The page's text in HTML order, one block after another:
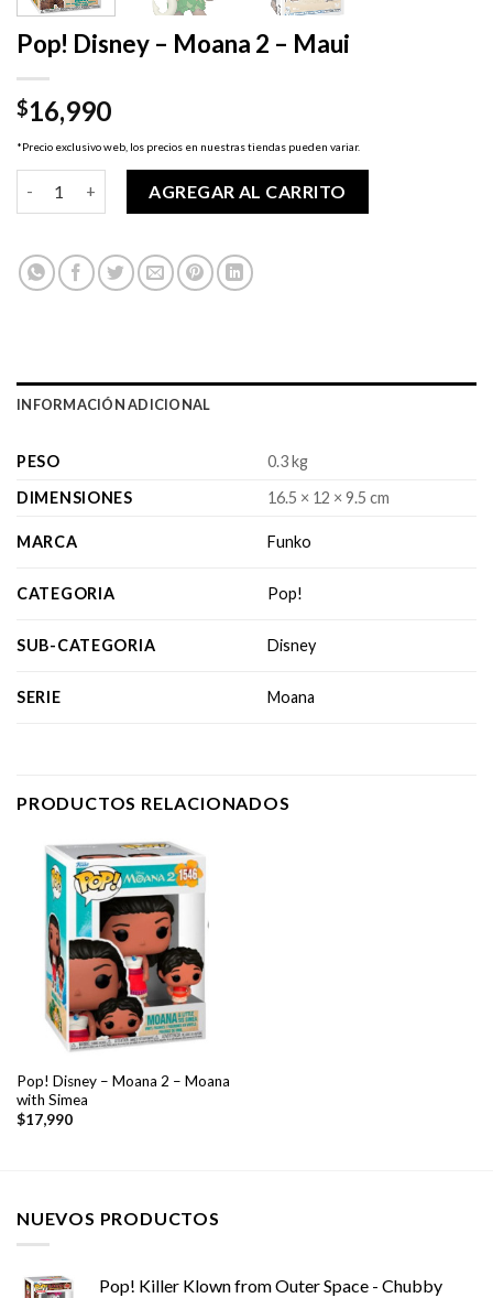
Pop! Disney – Moana 2 – Maui
$16,990
*Precio exclusivo web, los precios en nuestras tiendas pueden variar.
AGREGAR AL CARRITO
INFORMACIÓN ADICIONAL
PESO
0.3 kg
DIMENSIONES
16.5 × 12 × 9.5 cm
MARCA Funko
CATEGORIA Pop!
SUB-CATEGORIA Disney
SERIE Moana
PRODUCTOS RELACIONADOS
Pop! Disney – Moana 2 – Moana
with Simea
$17,990
NUEVOS PRODUCTOS
Pop! Killer Klown from Outer Space - Chubby